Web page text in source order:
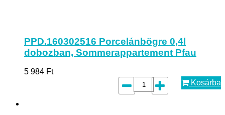
PPD.160302516 Porcelánbögre 0,4l
dobozban, Sommerappartement Pfau
5 984 Ft
Kosárba